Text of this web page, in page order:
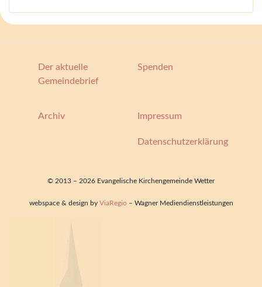
Der aktuelle
Gemeindebrief
Spenden
Archiv Impressum
Datenschutzerklärung
© 2013 – 2026 Evangelische Kirchengemeinde Wetter
webspace & design by ViaRegio– Wagner Mediendienstleistungen